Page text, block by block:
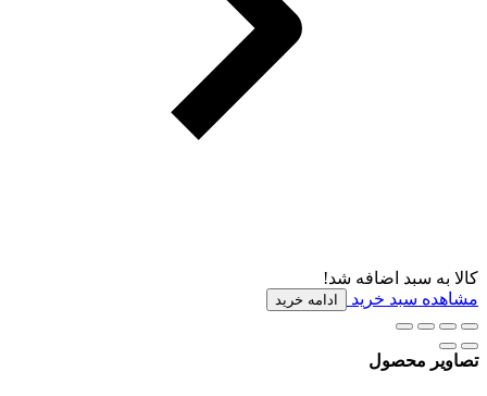
کالا به سبد اضافه شد!
مشاهده سبد خرید
ادامه خرید
تصاویر محصول